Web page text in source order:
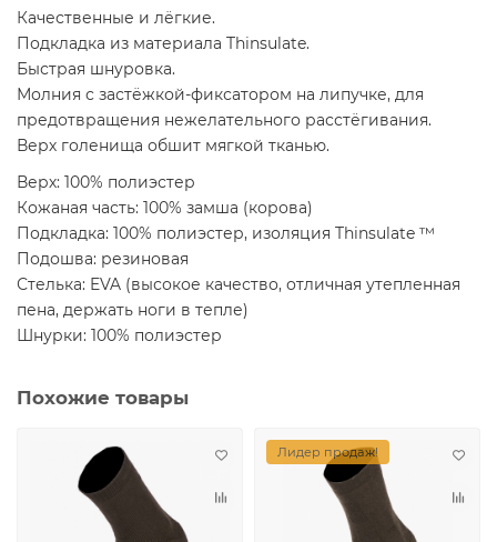
Качественные и лёгкие.
Подкладка из материала Thinsulate.
Быстрая шнуровка.
Молния с застёжкой-фиксатором на липучке, для
предотвращения нежелательного расстёгивания.
Верх голенища обшит мягкой тканью.
Верх: 100% полиэстер
Кожаная часть: 100% замша (корова)
Подкладка: 100% полиэстер, изоляция Thinsulate ™
Подошва: резиновая
Стелька: EVA (высокое качество, отличная утепленная
пена, держать ноги в тепле)
Шнурки: 100% полиэстер
Похожие товары
Лидер продаж!